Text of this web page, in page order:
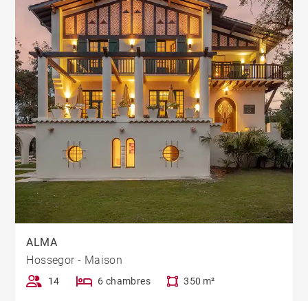
ALMA
Hossegor - Maison
14 6 chambres 350 m²